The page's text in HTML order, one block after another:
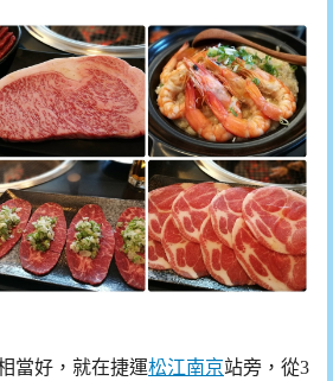
當好，就在捷運松江南京站旁，從3